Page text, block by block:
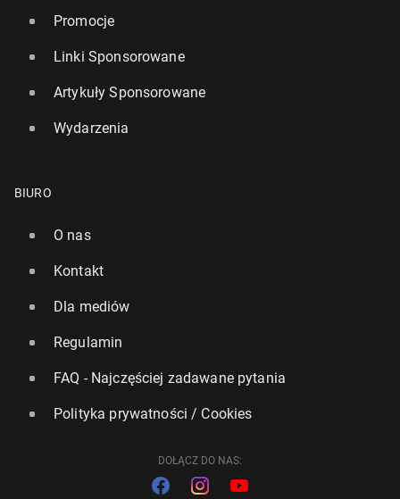
Promocje
Linki Sponsorowane
Artykuły Sponsorowane
Wydarzenia
BIURO
O nas
Kontakt
Dla mediów
Regulamin
FAQ - Najczęściej zadawane pytania
Polityka prywatności / Cookies
DOŁĄCZ DO NAS: